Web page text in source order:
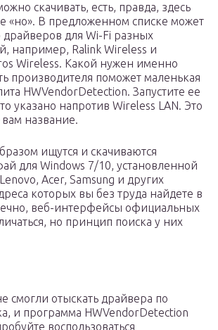
скачивать, есть, правда, здесь
«но». В предложенном списке может
драйверов для Wi-Fi разных
например, Ralink Wireless и
Wireless. Какой нужен именно
производителя поможет маленькая
HWVendorDetection. Запустите ее
указано напротив Wireless LAN. Это
название.
ищутся и скачиваются
для Windows 7/10, установленной
Acer, Samsung и других
которых вы без труда найдете в
веб-интерфейсы официальных
но принцип поиска у них
смогли отыскать драйвера по
и программа HWVendorDetection
воспользоваться